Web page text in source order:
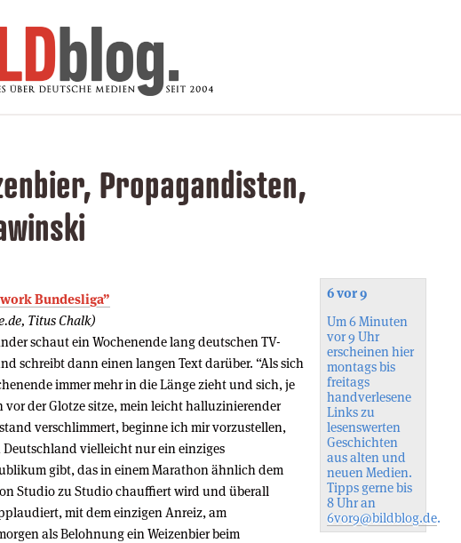
Propagandisten,
6 vor 9
Um 6 Minuten
vor 9 Uhr
erscheinen hier
montags bis
freitags
handverlesene
Links zu
lesenswerten
Geschichten
aus alten und
neuen Medien.
Tipps gerne bis
8 Uhr an
6vor9@bildblog.de.
Bundesliga”
Titus Chalk)
schaut ein Wochenende lang deutschen TV-
schreibt dann einen langen Text darüber. “Als sich
immer mehr in die Länge zieht und sich, je
vor der Glotze sitze, mein leicht halluzinierender
verschlimmert, beginne ich mir vorzustellen,
Deutschland vielleicht nur ein einziges
gibt, das in einem Marathon ähnlich dem
Studio zu Studio chauffiert wird und überall
mit dem einzigen Anreiz, am
als Belohnung ein Weizenbier beim